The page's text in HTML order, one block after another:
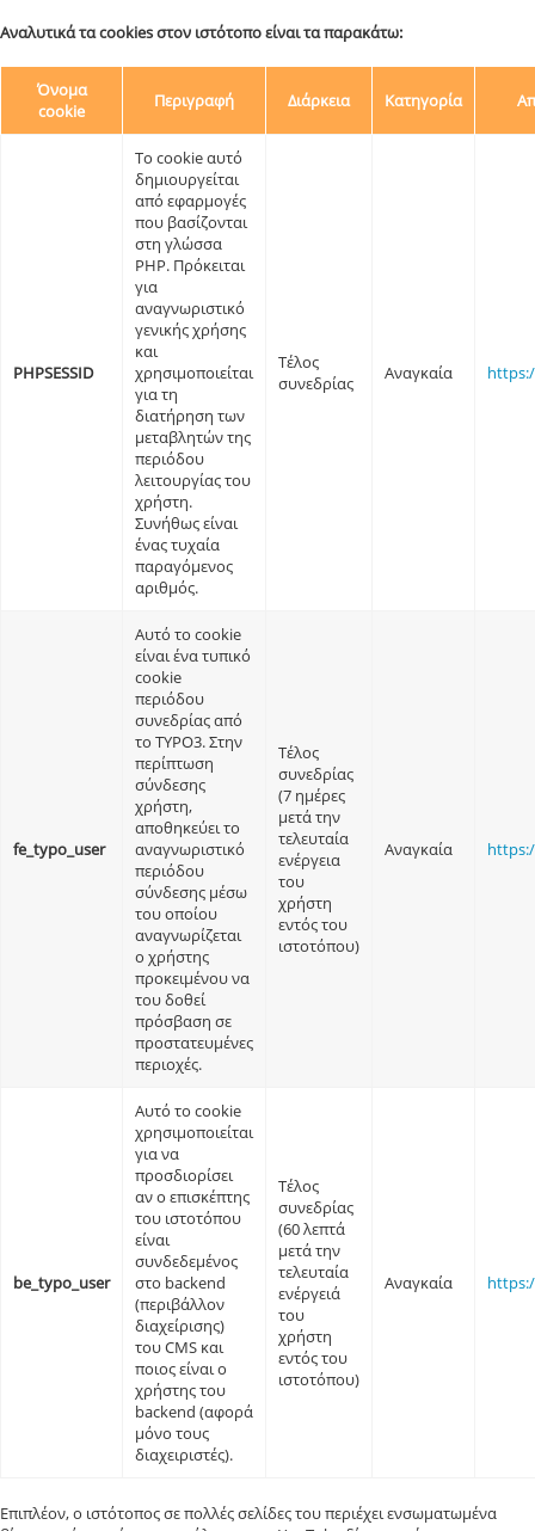
Αναλυτικά τα cookies στον ιστότοπο είναι τα παρακάτω:
Όνομα
cookie
Περιγραφή Διάρκεια Κατηγορία
PHPSESSID
Το cookie αυτό
δημιουργείται
από εφαρμογές
που βασίζονται
στη γλώσσα
PHP. Πρόκειται
για
αναγνωριστικό
γενικής χρήσης
και
χρησιμοποιείται
για τη
διατήρηση των
μεταβλητών της
περιόδου
λειτουργίας του
χρήστη.
Συνήθως είναι
ένας τυχαία
παραγόμενος
αριθμός.
Τέλος
συνεδρίας
Αναγκαία
fe_typo_user
Αυτό το cookie
είναι ένα τυπικό
cookie
περιόδου
συνεδρίας από
το TYPO3. Στην
περίπτωση
σύνδεσης
χρήστη,
αποθηκεύει το
αναγνωριστικό
περιόδου
σύνδεσης μέσω
του οποίου
αναγνωρίζεται
ο χρήστης
προκειμένου να
του δοθεί
πρόσβαση σε
προστατευμένες
περιοχές.
Τέλος
συνεδρίας
(7 ημέρες
μετά την
τελευταία
ενέργεια
του
χρήστη
εντός του
ιστοτόπου)
Αναγκαία
be_typo_user
Αυτό το cookie
χρησιμοποιείται
για να
προσδιορίσει
αν ο επισκέπτης
του ιστοτόπου
είναι
συνδεδεμένος
στο backend
(περιβάλλον
διαχείρισης)
του CMS και
ποιος είναι ο
χρήστης του
backend (αφορά
μόνο τους
διαχειριστές).
Τέλος
συνεδρίας
(60 λεπτά
μετά την
τελευταία
ενέργειά
του
χρήστη
εντός του
ιστοτόπου)
Αναγκαία
Επιπλέον, ο ιστότοπος σε πολλές σελίδες του περιέχει ενσωματωμένα